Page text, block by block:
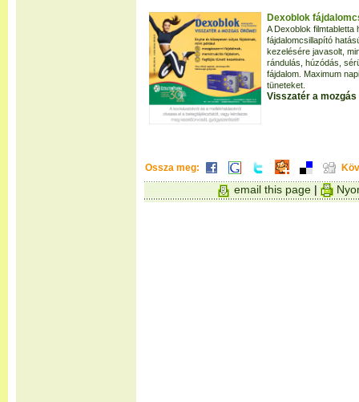
Dexoblok
A Dexoblok
fájdalomcsillapító
kezelésére javasolt,
rándulás, húzódás,
fájdalom. Maximum
tüneteket.
Visszatér a
Ossza meg:
email this page|